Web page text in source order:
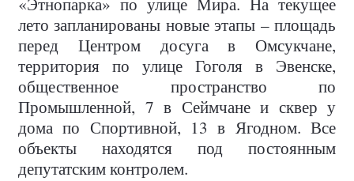
лето запланированы новые этапы – площадь
перед Центром досуга в Омсукчане,
территория по улице Гоголя в Эвенске,
общественное пространство по
Промышленной, 7 в Сеймчане и сквер у
дома по Спортивной, 13 в Ягодном. Все
объекты находятся под постоянным
депутатским контролем.